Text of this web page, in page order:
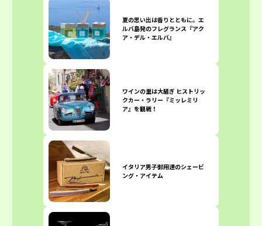
夏の思い出は香りとともに。エ
ルバ島発のフレグランス『アク
ア・デル・エルバ』
ワインの里は大騒ぎ ヒストリッ
クカー・ラリー『ミッレミリ
ア』を観戦！
イタリア男子御用達のシェービ
ング・アイテム